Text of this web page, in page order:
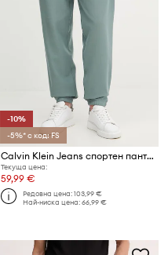
-10%
-5%* с код: FS
Calvin Klein Jeans спортен панталон мъжки
Текуща цена:
59,99 €
Редовна цена:103,99 €
Най-ниска цена:66,99 €